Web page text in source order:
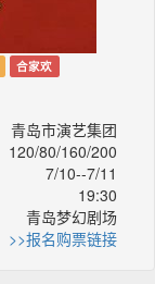
合家欢
青岛市演艺集团
120/80/160/200
7/10--7/11
19:30
青岛梦幻剧场
>>报名购票链接